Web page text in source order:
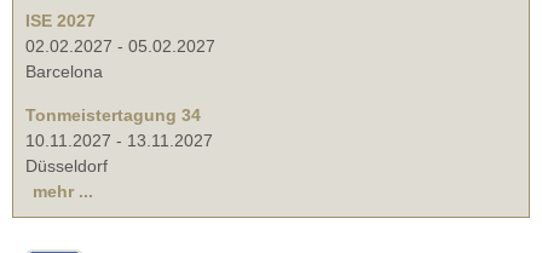
ISE 2027
02.02.2027 - 05.02.2027
Barcelona
Tonmeistertagung 34
10.11.2027 - 13.11.2027
Düsseldorf
mehr ...